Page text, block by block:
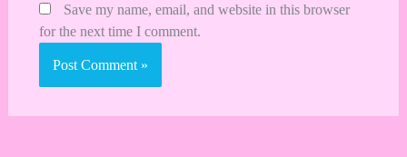
Save my name, email, and website in this browser
for the next time I comment.